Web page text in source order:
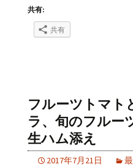
共有:
共有
フルーツトマト
ラ、旬のフル
生ハム添え
2017年7月21日